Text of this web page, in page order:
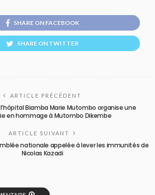
SHARE ON FACEBOOK
SHARE ON TWITTER
ARTICLE PRÉCÉDENT
l’hôpital Biamba Marie Mutombo organise une
en hommage à Mutombo Dikembe
ARTICLE SUIVANT
nationale appelée à lever les immunités de
Nicolas Kazadi